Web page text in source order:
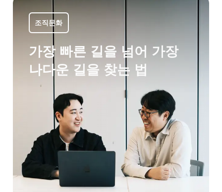
조직문화
가장 빠른 길을 넘어 가장
나다운 길을 찾는 법